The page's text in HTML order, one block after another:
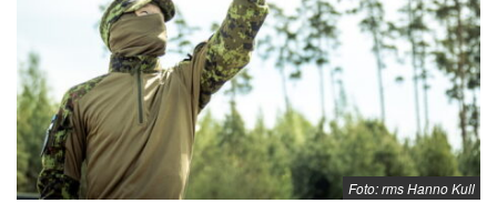
Foto: rms Hanno Kull